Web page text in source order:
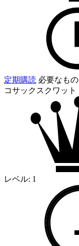
定期購読 必要なもの
コサックスクワット
レベル: 1